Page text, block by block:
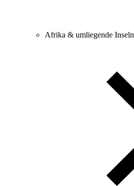
Afrika & umliegende Inseln